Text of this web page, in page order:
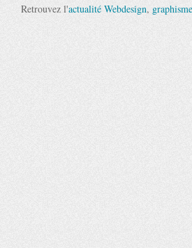
Retrouvez l'actualité Webdesign, graphisme